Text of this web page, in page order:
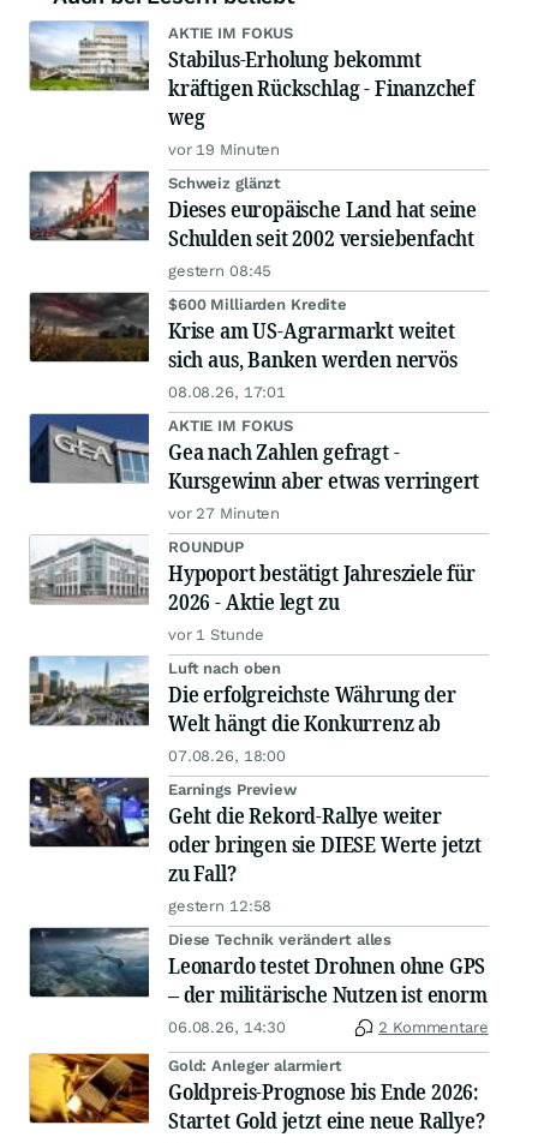
AKTIE IM FOKUS
Stabilus-Erholung bekommt
kräftigen Rückschlag - Finanzchef
weg
vor 19 Minuten
Schweiz glänzt
Dieses europäische Land hat seine
Schulden seit 2002 versiebenfacht
gestern 08:45
$600 Milliarden Kredite
Krise am US-Agrarmarkt weitet
sich aus, Banken werden nervös
08.08.26, 17:01
AKTIE IM FOKUS
Gea nach Zahlen gefragt -
Kursgewinn aber etwas verringert
vor 27 Minuten
ROUNDUP
Hypoport bestätigt Jahresziele für
2026 - Aktie legt zu
vor 1 Stunde
Luft nach oben
Die erfolgreichste Währung der
Welt hängt die Konkurrenz ab
07.08.26, 18:00
Earnings Preview
Geht die Rekord-Rallye weiter
oder bringen sie DIESE Werte jetzt
zu Fall?
gestern 12:58
Diese Technik verändert alles
Leonardo testet Drohnen ohne GPS
– der militärische Nutzen ist enorm
06.08.26, 14:30 2 Kommentare
Gold: Anleger alarmiert
Goldpreis-Prognose bis Ende 2026:
Startet Gold jetzt eine neue Rallye?